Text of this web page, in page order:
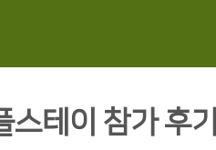
스테이 참가 후